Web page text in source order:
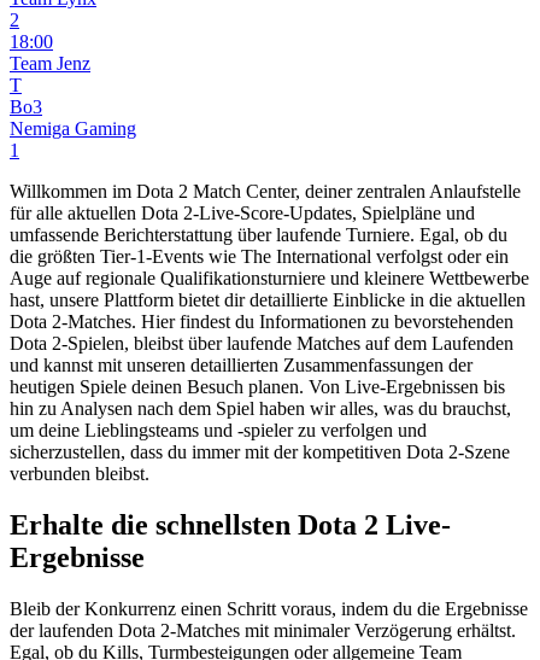
2
18:00
Team Jenz
T
Bo3
Nemiga Gaming
1
Willkommen im Dota 2 Match Center, deiner zentralen Anlaufstelle
für alle aktuellen Dota 2-Live-Score-Updates, Spielpläne und
umfassende Berichterstattung über laufende Turniere. Egal, ob du
die größten Tier-1-Events wie The International verfolgst oder ein
Auge auf regionale Qualifikationsturniere und kleinere Wettbewerbe
hast, unsere Plattform bietet dir detaillierte Einblicke in die aktuellen
Dota 2-Matches. Hier findest du Informationen zu bevorstehenden
Dota 2-Spielen, bleibst über laufende Matches auf dem Laufenden
und kannst mit unseren detaillierten Zusammenfassungen der
heutigen Spiele deinen Besuch planen. Von Live-Ergebnissen bis
hin zu Analysen nach dem Spiel haben wir alles, was du brauchst,
um deine Lieblingsteams und -spieler zu verfolgen und
sicherzustellen, dass du immer mit der kompetitiven Dota 2-Szene
verbunden bleibst.
Erhalte die schnellsten Dota 2 Live-
Ergebnisse
Bleib der Konkurrenz einen Schritt voraus, indem du die Ergebnisse
der laufenden Dota 2-Matches mit minimaler Verzögerung erhältst.
Egal, ob du Kills, Turmbesteigungen oder allgemeine Team